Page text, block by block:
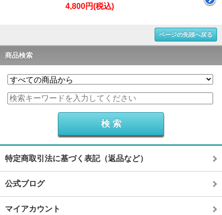
4,800円(税込)
ページの先頭へ戻る
商品検索
特定商取引法に基づく表記（返品など）
公式ブログ
マイアカウント